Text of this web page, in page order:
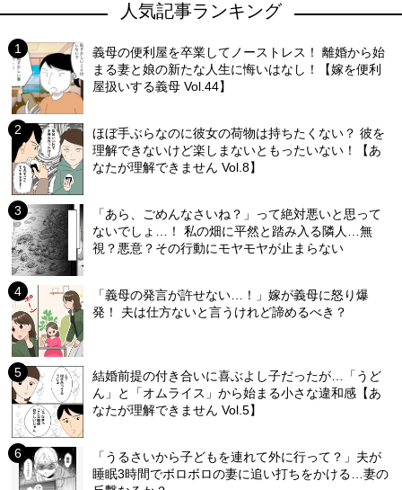
人気記事ランキング
義母の便利屋を卒業してノーストレス！ 離婚から始
まる妻と娘の新たな人生に悔いはなし！【嫁を便利
屋扱いする義母 Vol.44】
ほぼ手ぶらなのに彼女の荷物は持ちたくない？ 彼を
理解できないけど楽しまないともったいない！【あ
なたが理解できません Vol.8】
「あら、ごめんなさいね？」って絶対悪いと思って
ないでしょ…！ 私の畑に平然と踏み入る隣人…無
視？悪意？その行動にモヤモヤが止まらない
「義母の発言が許せない…！」嫁が義母に怒り爆
発！ 夫は仕方ないと言うけれど諦めるべき？
結婚前提の付き合いに喜ぶよし子だったが…「うど
ん」と「オムライス」から始まる小さな違和感【あ
なたが理解できません Vol.5】
「うるさいから子どもを連れて外に行って？」夫が
睡眠3時間でボロボロの妻に追い打ちをかける…妻の